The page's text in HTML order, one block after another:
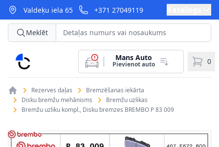
Valdeķu iela 65 +371 27049119
CarParts
Meklēt
Mans Auto
Pievienot auto 0
Rezerves daļas
Bremzēšanas iekārta
Disku bremžu mehānisms
Bremžu uzlikas
Bremžu uzliku kompl., Disku bremzes BREMBO P 83 009